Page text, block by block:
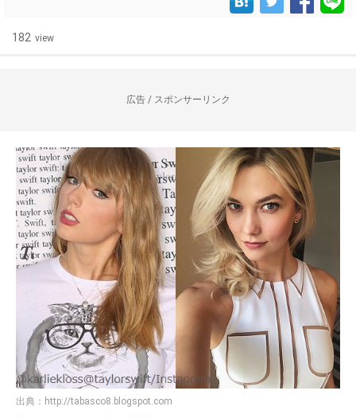
182 view
広告 / スポンサーリンク
出典： http://tabasco8.blogspot.com